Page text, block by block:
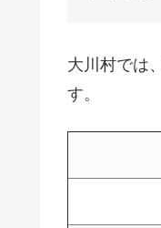
大川村では
す。